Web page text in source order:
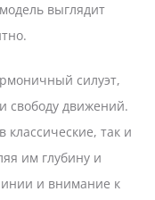
выглядит
силуэт,
свободу движений.
так и
им глубину и
и внимание к